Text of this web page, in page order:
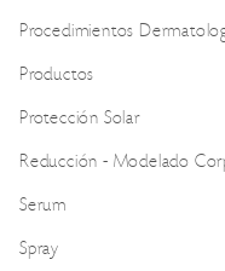
Procedimientos
Productos
Protección Solar
Reducción - Modelado
Serum
Spray